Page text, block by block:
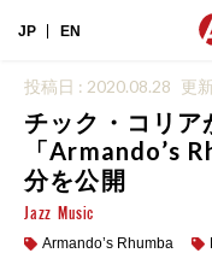
JP EN
投稿日 : 2020.08.28 更
チック・コリア
「Armando’s
分を公開
Jazz Music
Armando’s Rhumba